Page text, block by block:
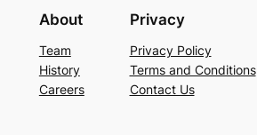
About
Team
History
Careers
Privacy
Privacy Policy
Terms and Conditions
Contact Us